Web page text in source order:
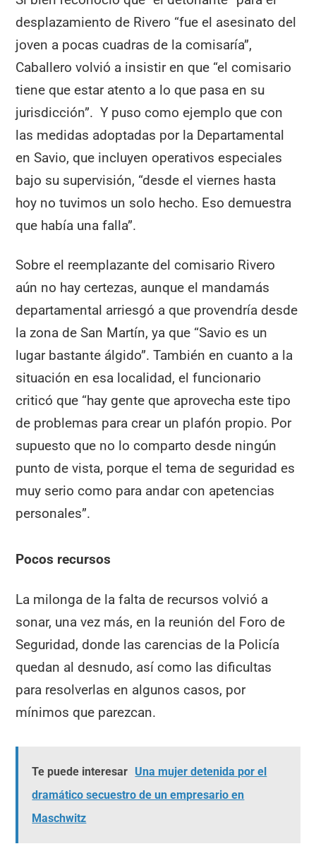
desplazamiento de Rivero “fue el asesinato del
joven a pocas cuadras de la comisaría”,
Caballero volvió a insistir en que “el comisario
tiene que estar atento a lo que pasa en su
jurisdicción”. Y puso como ejemplo que con
las medidas adoptadas por la Departamental
en Savio, que incluyen operativos especiales
bajo su supervisión, “desde el viernes hasta
hoy no tuvimos un solo hecho. Eso demuestra
que había una falla”.
Sobre el reemplazante del comisario Rivero
aún no hay certezas, aunque el mandamás
departamental arriesgó a que provendría desde
la zona de San Martín, ya que “Savio es un
lugar bastante álgido”. También en cuanto a la
situación en esa localidad, el funcionario
criticó que “hay gente que aprovecha este tipo
de problemas para crear un plafón propio. Por
supuesto que no lo comparto desde ningún
punto de vista, porque el tema de seguridad es
muy serio como para andar con apetencias
personales”.
Pocos recursos
La milonga de la falta de recursos volvió a
sonar, una vez más, en la reunión del Foro de
Seguridad, donde las carencias de la Policía
quedan al desnudo, así como las dificultas
para resolverlas en algunos casos, por
mínimos que parezcan.
Te puede interesar Una mujer detenida por el
dramático secuestro de un empresario en
Maschwitz